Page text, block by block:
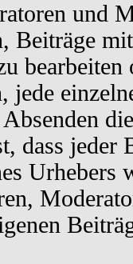
und
Beiträge
bearbeiten
jede
dass jeder
Urhebers